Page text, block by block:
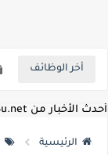
أخر الوظائف
أحدث الأخبار من wazaef4u.net | احدث اخبار الوظائف
الرئيسية